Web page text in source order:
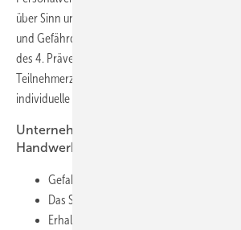
über Sinn und Zweck von Betrieblichem
und Gefährdungsbeurteilungen zu informieren,
des 4. Präventionskongresses auch
Teilnehmerzahl ist auf 50 begrenzt, sodass
individuelle Fragen sein wird. Einzelne
Unternehmerseminar Gesund führen
Handwerksbetrieb (21. Juni)
Gefahrenabwehr durch
Das STOP-Prinzip im Arbeitsschutz
Erhalt der Beschäftigungsfähigkeit